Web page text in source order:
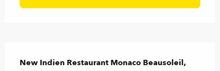
New Indien Restaurant Monaco Beausoleil,